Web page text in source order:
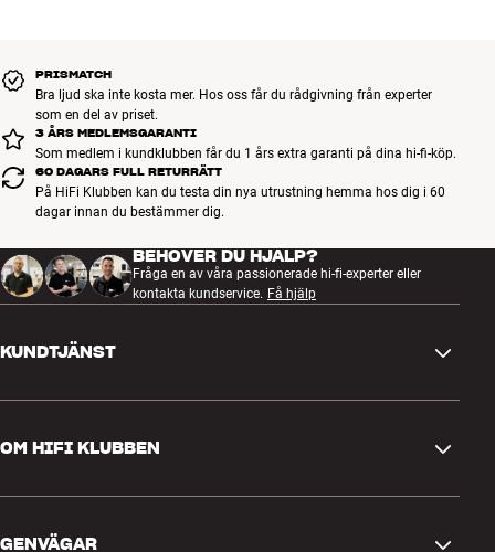
PRISMATCH
Bra ljud ska inte kosta mer. Hos oss får du rådgivning från experter
som en del av priset.
3 ÅRS MEDLEMSGARANTI
Som medlem i kundklubben får du 1 års extra garanti på dina hi-fi-köp.
60 DAGARS FULL RETURRÄTT
På HiFi Klubben kan du testa din nya utrustning hemma hos dig i 60
dagar innan du bestämmer dig.
BEHÖVER DU HJÄLP?
Fråga en av våra passionerade hi-fi-experter eller
kontakta kundservice. Få hjälp
KUNDTJÄNST
Retur och reklamation
Ångra beställning
OM HIFI KLUBBEN
GENVÄGAR